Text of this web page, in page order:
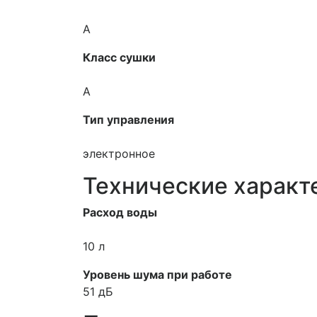
A
Класс сушки
A
Тип управления
электронное
Технические
Расход воды
10 л
Уровень шума при работе
51 дБ